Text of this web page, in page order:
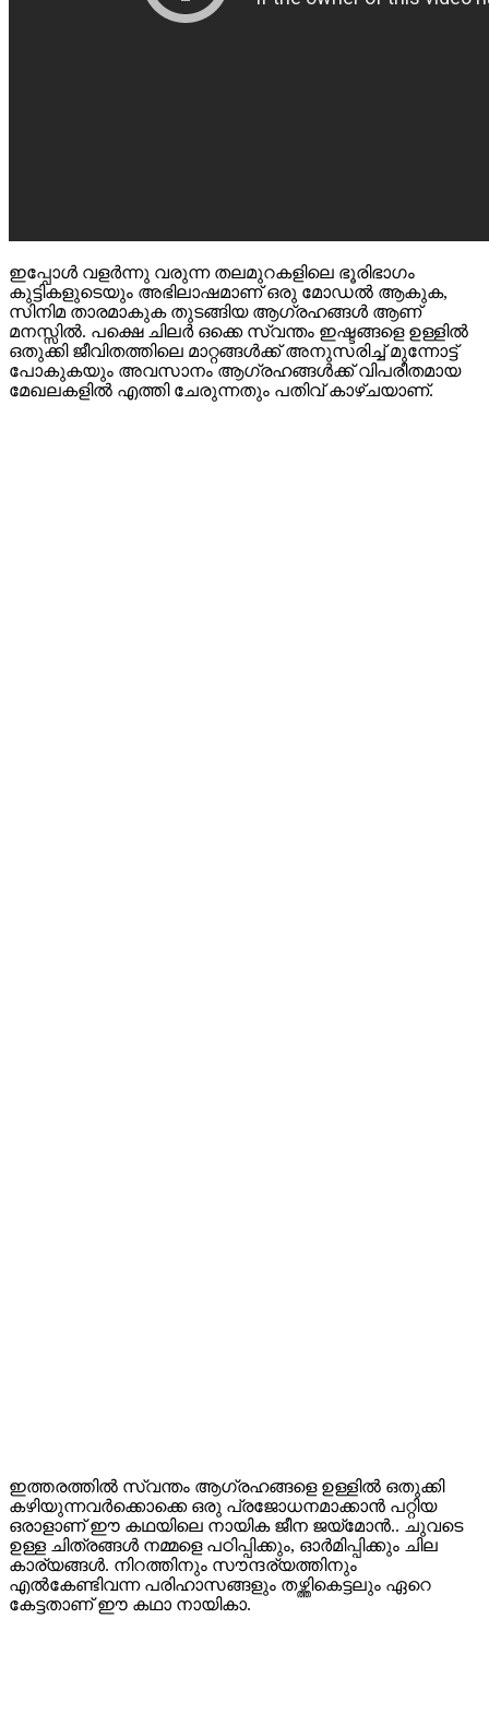
ഇപ്പോള്‍ വളര്‍ന്നു വരുന്ന തലമുറകളിലെ ഭൂരിഭാഗം
കുട്ടികളുടെയും അഭിലാഷമാണ് ഒരു മോഡല്‍ ആകുക,
സിനിമ താരമാകുക തുടങ്ങിയ ആഗ്രഹങ്ങള്‍ ആണ്
മനസ്സില്‍. പക്ഷെ ചിലര്‍ ഒക്കെ സ്വന്തം ഇഷ്ടങ്ങളെ ഉള്ളില്‍
ഒതുക്കി ജീവിതത്തിലെ മാറ്റങ്ങള്‍ക്ക് അനുസരിച്ച് മുന്നോട്ട്
പോകുകയും അവസാനം ആഗ്രഹങ്ങള്‍ക്ക് വിപരീതമായ
മേഖലകളില്‍ എത്തി ചേരുന്നതും പതിവ് കാഴ്ചയാണ്.
ഇത്തരത്തില്‍ സ്വന്തം ആഗ്രഹങ്ങളെ ഉള്ളില്‍ ഒതുക്കി
കഴിയുന്നവര്‍ക്കൊക്കെ ഒരു പ്രജോധനമാക്കാന്‍ പറ്റിയ
ഒരാളാണ് ഈ കഥയിലെ നായിക ജീന ജയ്മോന്‍.. ചുവടെ
ഉള്ള ചിത്രങ്ങള്‍ നമ്മളെ പഠിപ്പിക്കും, ഓര്‍മിപ്പിക്കും ചില
കാര്യങ്ങള്‍. നിറത്തിനും സൗന്ദര്യത്തിനും
എല്‍കേണ്ടിവന്ന പരിഹാസങ്ങളും തഴ്ത്തികെട്ടലും ഏറെ
കേട്ടതാണ് ഈ കഥാ നായികാ.